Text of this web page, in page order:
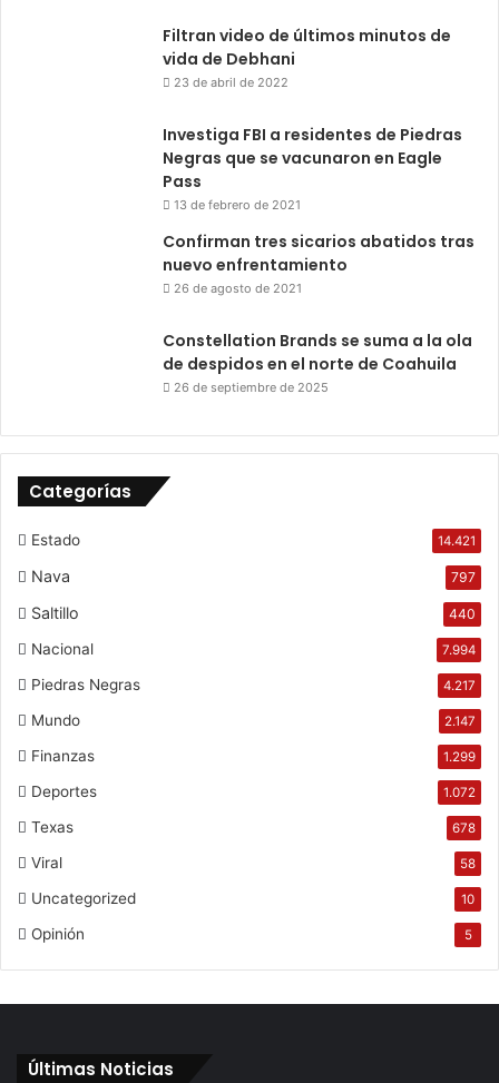
Filtran video de últimos minutos de
vida de Debhani
23 de abril de 2022
Investiga FBI a residentes de Piedras
Negras que se vacunaron en Eagle
Pass
13 de febrero de 2021
Confirman tres sicarios abatidos tras
nuevo enfrentamiento
26 de agosto de 2021
Constellation Brands se suma a la ola
de despidos en el norte de Coahuila
26 de septiembre de 2025
Categorías
Estado 14.421
Nava 797
Saltillo 440
Nacional 7.994
Piedras Negras 4.217
Mundo 2.147
Finanzas 1.299
Deportes 1.072
Texas 678
Viral 58
Uncategorized 10
Opinión 5
Últimas Noticias